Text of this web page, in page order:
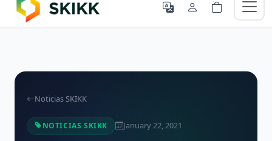
Noticias SKIKK
NOTICIAS SKIKK January 22, 2021